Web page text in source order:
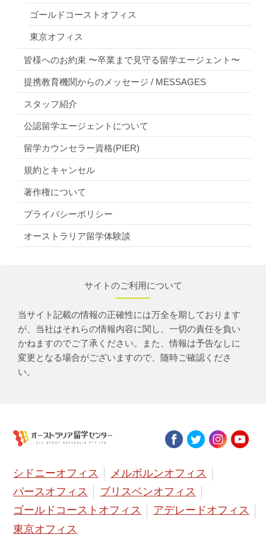
ゴールドコーストオフィス
東京オフィス
皆様へのお約束 〜卒業まで見守る留学エージェント〜
提携教育機関からのメッセージ / MESSAGES
スタッフ紹介
公認留学エージェントについて
留学カウンセラー資格(PIER)
規約とキャンセル
著作権について
プライバシーポリシー
オーストラリア留学体験談
サイトのご利用について
当サイト記載の情報の正確性には万全を期しております
が、当社はそれらの情報内容に関し、一切の責任を負い
かねますのでご了承ください。また、情報は予告なしに
変更となる場合がございますので、随時ご確認くださ
い。
シドニーオフィス
メルボルンオフィス
パースオフィス
ブリスベンオフィス
ゴールドコーストオフィス
アデレードオフィス
東京オフィス